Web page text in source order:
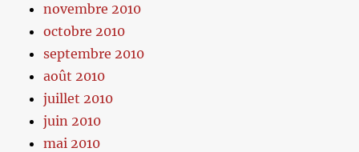
novembre 2010
octobre 2010
septembre 2010
août 2010
juillet 2010
juin 2010
mai 2010